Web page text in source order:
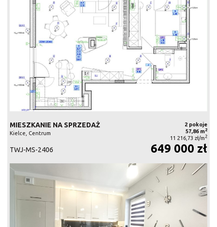
MIESZKANIE NA SPRZEDAŻ
Kielce, Centrum
2 pokoje
57,86 m2
11 216,73 zł/m 2
TWJ-MS-2406 649 000 zł